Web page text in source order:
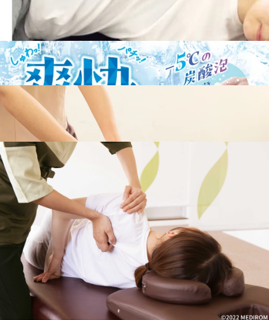
【本日の空き状況】
10:25～12:50、18:00～19:20
出勤スタッフ:木村、宇都宮
WEB予約する
電話予約する04-7170-1731
最近のブログ
本日（7/8）の空き状況
こんにちは!Re.Ra.Kuモラージュ柏店です!いよいよ夏本番の
暑さが始まりましたね。今朝から初めて蝉の鳴き声を耳にし
ました♪皆様、くれぐれも熱中症には気を付けて、水分はこ
2026.07.08